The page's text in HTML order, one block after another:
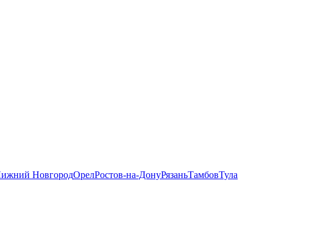
НовгородОрелРостов-на-ДонуРязаньТамбовТула